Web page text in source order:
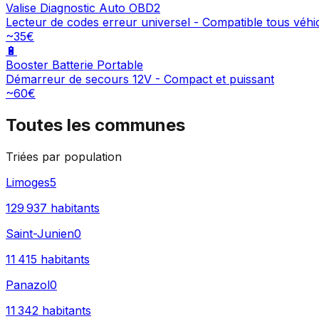
Valise Diagnostic Auto OBD2
Lecteur de codes erreur universel - Compatible tous
~35€
🔋
Booster Batterie Portable
Démarreur de secours 12V - Compact et puissant
~60€
Toutes les communes
Triées par population
Limoges5
129 937 habitants
Saint-Junien0
11 415 habitants
Panazol0
11 342 habitants